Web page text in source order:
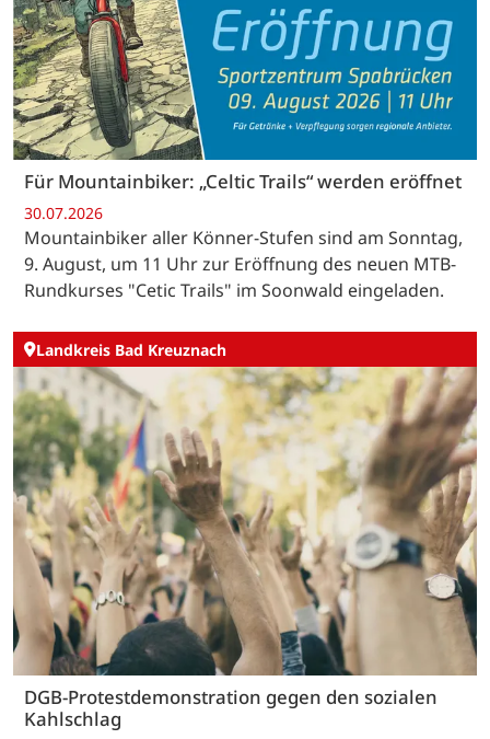
Für Mountainbiker: „Celtic Trails“ werden eröffnet
30.07.2026
Mountainbiker aller Könner-Stufen sind am Sonntag,
9. August, um 11 Uhr zur Eröffnung des neuen MTB-
Rundkurses "Cetic Trails" im Soonwald eingeladen.
Landkreis Bad Kreuznach
DGB-Protestdemonstration gegen den sozialen
Kahlschlag